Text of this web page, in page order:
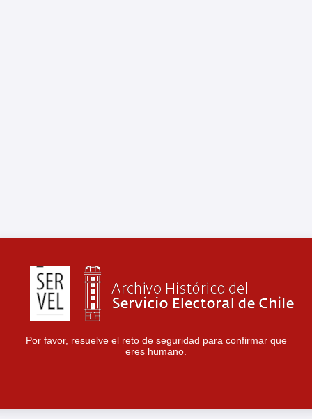
Por favor, resuelve el reto de seguridad para confirmar que
eres humano.